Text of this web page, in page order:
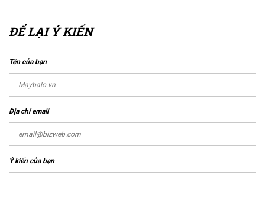
ĐỂ LẠI Ý KIẾN
Tên của bạn
Địa chỉ email
Ý kiến của bạn